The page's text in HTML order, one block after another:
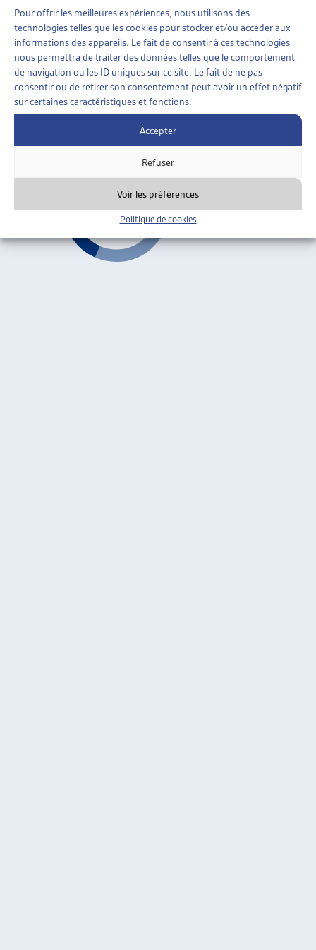
Pour offrir les meilleures expériences, nous utilisons des
technologies telles que les cookies pour stocker et/ou accéder aux
informations des appareils. Le fait de consentir à ces technologies
nous permettra de traiter des données telles que le comportement
de navigation ou les ID uniques sur ce site. Le fait de ne pas
consentir ou de retirer son consentement peut avoir un effet négatif
sur certaines caractéristiques et fonctions.
Accepter
Refuser
Voir les préférences
Politique de cookies
MIGRATIONS»EN GÉNÉRAL» POUR LES MIGRANT-
E-S
LES TRANSFERTS D’ARGENT À L’ÉTRANGER –
BROCHURE D’INFORMATION À L’INTENTION DES
MIGRANTS
SECO – mai 2009